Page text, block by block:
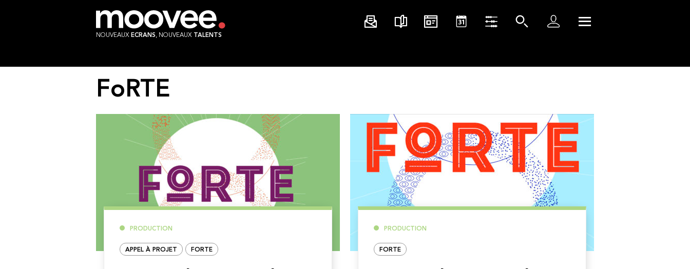
NOUVEAUX ECRANS, NOUVEAUX TALENTS
FoRTE
PRODUCTION
APPEL À PROJET FORTE
PRODUCTION
FORTE